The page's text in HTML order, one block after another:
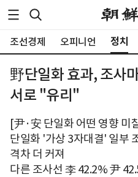
조선경제 오피니언 정치
野단일화 효과, 조사
서로 "유리"
[尹·安 단일화 어떤 영향 미
단일화 '가상 3자대결' 일부
격차 더 커져
다른 조사선 李 42.2% 尹